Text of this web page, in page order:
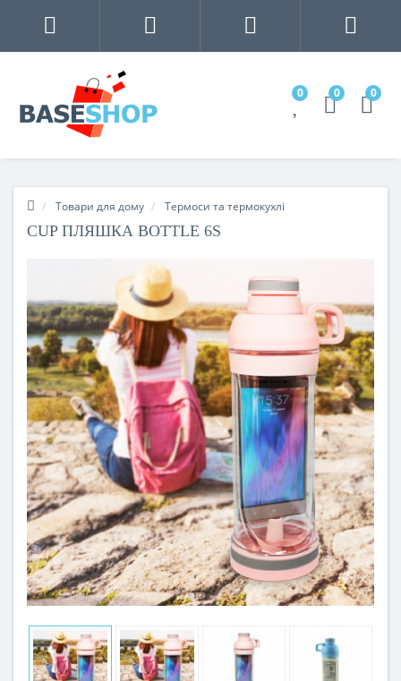
0 0 0
Товари для дому Термоси та термокухлі
CUP ПЛЯШКА BOTTLE 6S